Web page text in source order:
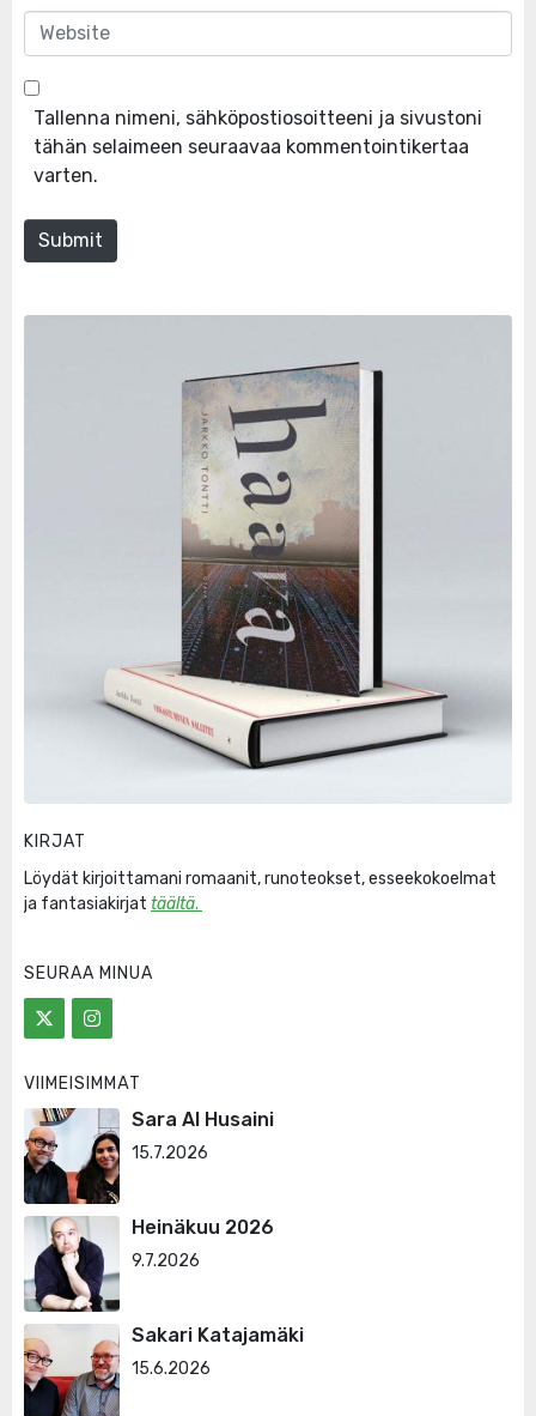
Website
Tallenna nimeni, sähköpostiosoitteeni ja sivustoni
tähän selaimeen seuraavaa kommentointikertaa
varten.
Submit
KIRJAT
Löydät kirjoittamani romaanit, runoteokset, esseekokoelmat
ja fantasiakirjat täältä.
SEURAA MINUA
VIIMEISIMMÄT
Sara Al Husaini
15.7.2026
Heinäkuu 2026
9.7.2026
Sakari Katajamäki
15.6.2026